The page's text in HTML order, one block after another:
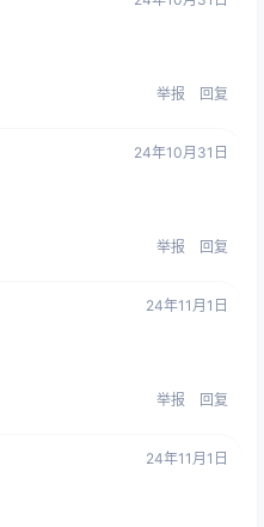
举报 回复
24年10月31日
举报 回复
24年11月1日
举报 回复
24年11月1日